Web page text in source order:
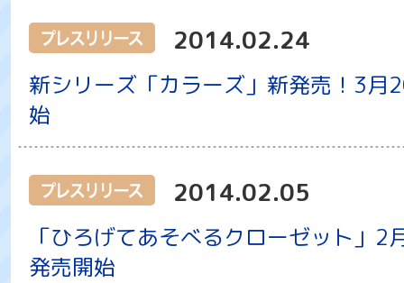
2014.02.24
新シリーズ「カラーズ」新発売！3月
始
2014.02.05
「ひろげてあそべるクローゼット」2
発売開始